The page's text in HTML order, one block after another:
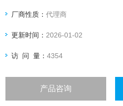
厂商性质：代理商
更新时间： 2026-01-02
访 问 量：4354
产品咨询